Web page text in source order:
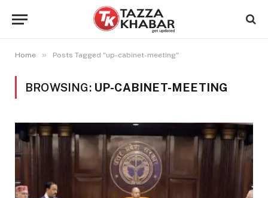
Home » Posts Tagged "up-cabinet-meeting"
BROWSING: UP-CABINET-MEETING